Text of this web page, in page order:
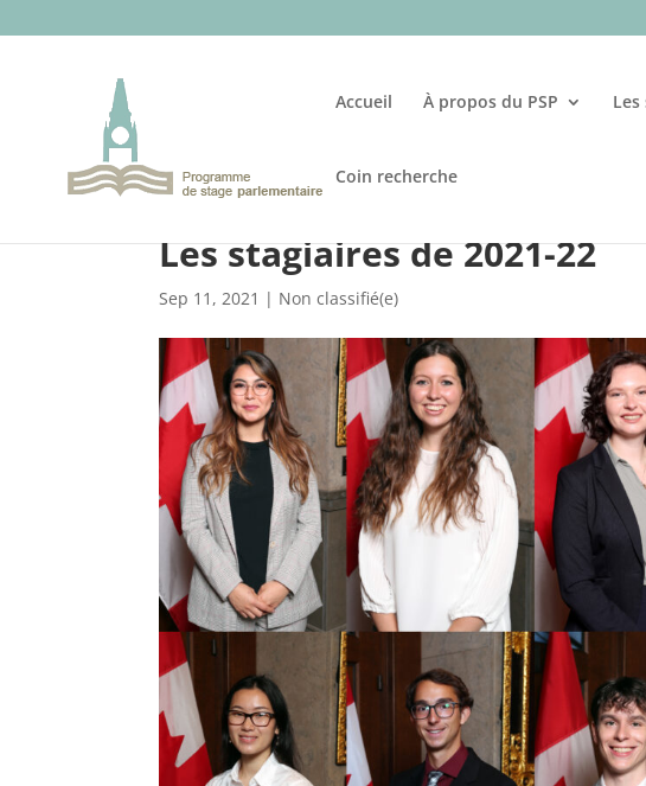
Accueil À propos du PSP
Coin recherche
Les stagiaires de 2021-22
Sep 11, 2021 | Non classifié(e)